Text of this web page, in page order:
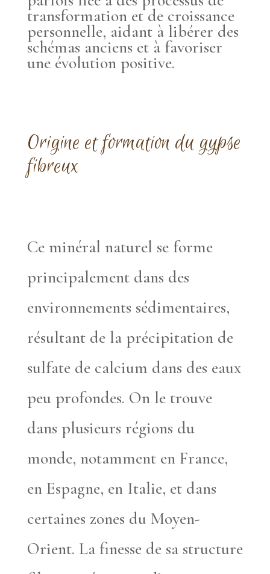
transformation et de croissance
personnelle, aidant à libérer des
schémas anciens et à favoriser
une évolution positive.
Origine et formation du gypse
fibreux
Ce minéral naturel se forme
principalement dans des
environnements sédimentaires,
résultant de la précipitation de
sulfate de calcium dans des eaux
peu profondes. On le trouve
dans plusieurs régions du
monde, notamment en France,
en Espagne, en Italie, et dans
certaines zones du Moyen-
Orient. La finesse de sa structure